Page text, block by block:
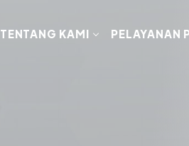
TENTANG KAMI PELAYANAN